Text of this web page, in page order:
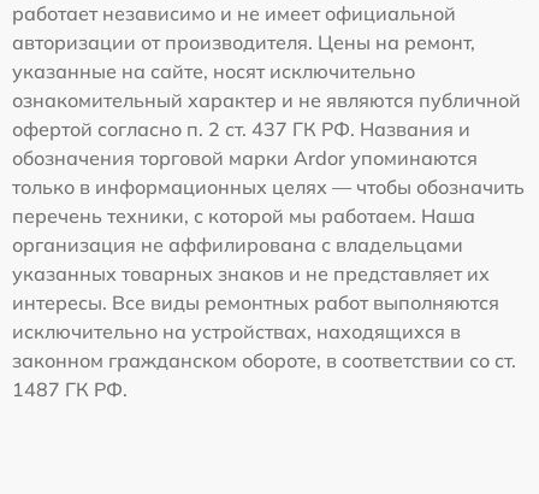
работает независимо и не имеет официальной
авторизации от производителя. Цены на ремонт,
указанные на сайте, носят исключительно
ознакомительный характер и не являются публичной
офертой согласно п. 2 ст. 437 ГК РФ. Названия и
обозначения торговой марки Ardor упоминаются
только в информационных целях — чтобы обозначить
перечень техники, с которой мы работаем. Наша
организация не аффилирована с владельцами
указанных товарных знаков и не представляет их
интересы. Все виды ремонтных работ выполняются
исключительно на устройствах, находящихся в
законном гражданском обороте, в соответствии со ст.
1487 ГК РФ.